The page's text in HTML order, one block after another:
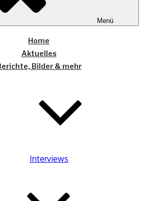
Menü
Home
Aktuelles
Bilder & mehr
Interviews